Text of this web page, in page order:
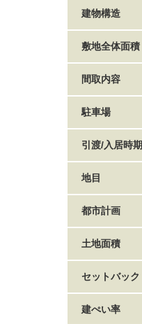
建物構造
敷地全体面積
間取内容
駐車場
引渡/入居時期
地目
都市計画
土地面積
セットバック
建ぺい率